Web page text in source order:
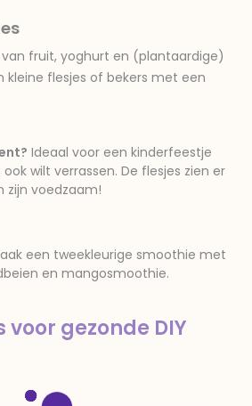
fruit, yoghurt en (plantaardige)
kleine flesjes of bekers met een
Ideaal voor een kinderfeestje
wilt verrassen. De flesjes zien er
zijn voedzaam!
een tweekleurige smoothie met
en mangosmoothie.
gezonde DIY